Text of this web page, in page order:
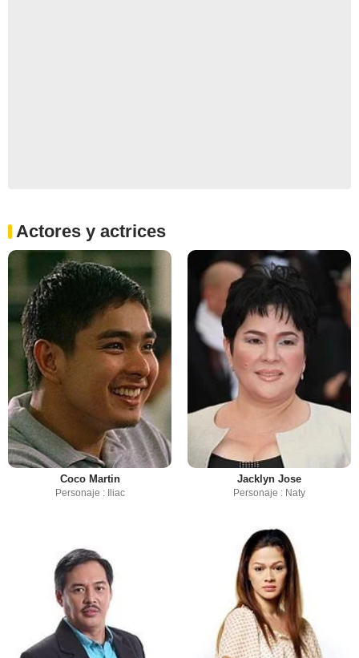
Actores y actrices
Coco Martin
Personaje : Iliac
Jacklyn Jose
Personaje : Naty